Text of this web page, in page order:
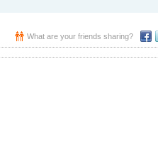
What are your friends sharing?